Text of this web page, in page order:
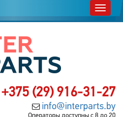
+375 (29) 916-31-27
info@interparts.by